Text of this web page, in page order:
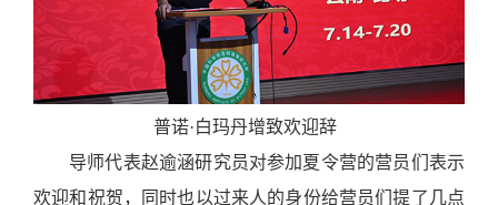
普诺·白玛丹增致欢迎辞
导师代表赵逾涵研究员对参加夏令营的营员们表示
欢迎和祝贺，同时也以过来人的身份给营员们提了几点